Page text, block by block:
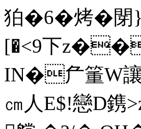
狛�6�烤�
[�<9下
IN�厃箽W讓
㎝人E$!戀D鎸